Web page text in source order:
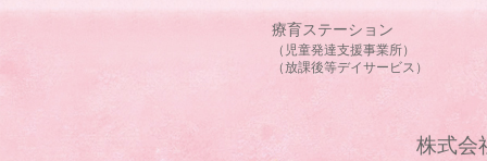
療育ステーション
（児童発達支援事業所）
（放課後等デイサービス）
株式会